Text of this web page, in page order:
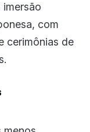
com
cerimônias de